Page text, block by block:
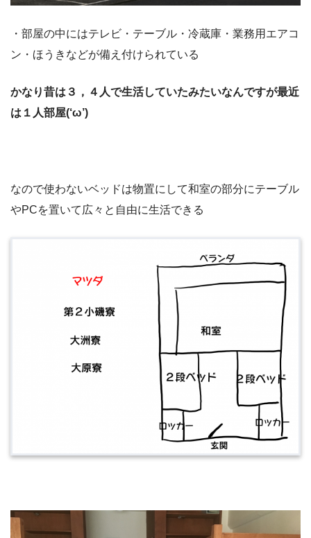
・部屋の中にはテレビ・テーブル・冷蔵庫・業務用エアコ
ン・ほうきなどが備え付けられている
かなり昔は３，４人で生活していたみたいなんですが最近
は１人部屋(‘ω’)
なので使わないベッドは物置にして和室の部分にテーブル
やPCを置いて広々と自由に生活できる